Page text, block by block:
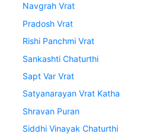
Navgrah Vrat
Pradosh Vrat
Rishi Panchmi Vrat
Sankashti Chaturthi
Sapt Var Vrat
Satyanarayan Vrat Katha
Shravan Puran
Siddhi Vinayak Chaturthi